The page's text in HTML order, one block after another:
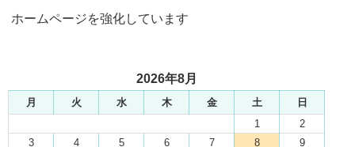
ホームページを強化しています
2026年8月
月 火 水 木 金 土
日
1
2
3
4 5 6 7 8
9